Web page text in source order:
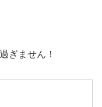
ぎません！